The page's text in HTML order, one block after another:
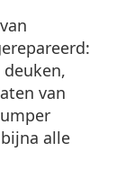
van
alle